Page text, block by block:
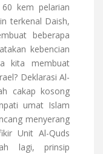
kem pelarian
terkenal Daish,
beberapa
kebencian
kita membuat
Deklarasi Al-
cakap kosong
umat Islam
menyerang
Unit Al-Quds
lagi, prinsip